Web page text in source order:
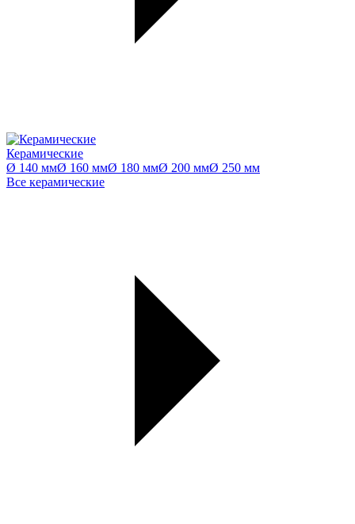
Керамические
Ø 140 ммØ 160 ммØ 180 ммØ 200 ммØ 250 мм
Все керамические